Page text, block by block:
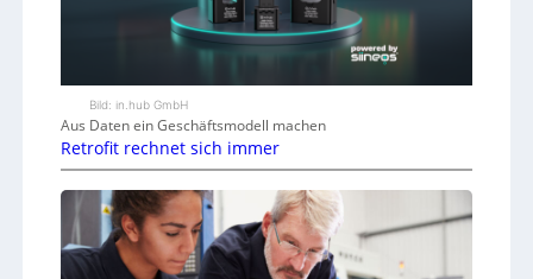
Bild: in.hub GmbH
Aus Daten ein Geschäftsmodell machen
Retrofit rechnet sich immer